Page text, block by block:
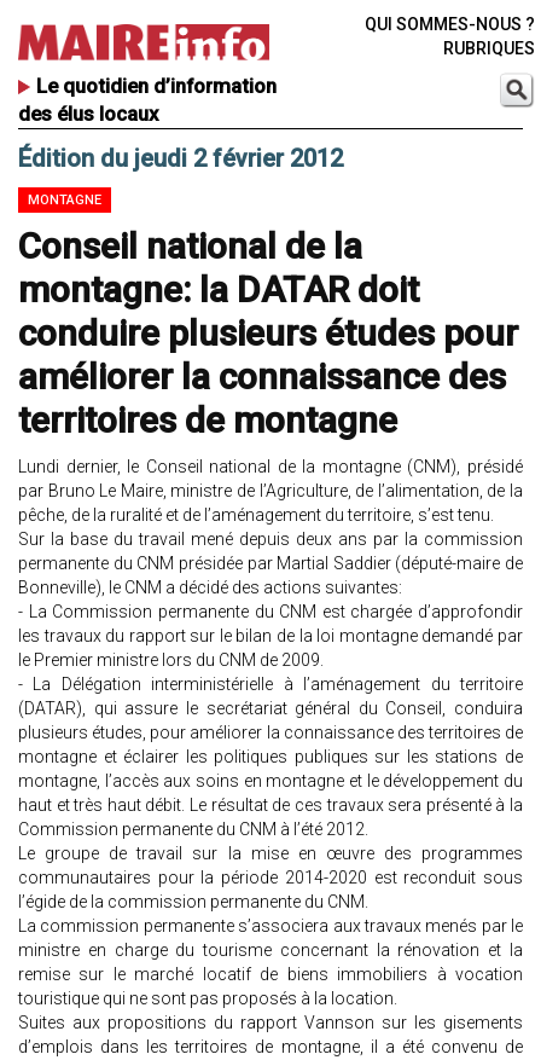
Le quotidien d’information
des élus locaux
QUI SOMMES-NOUS ?
RUBRIQUES
Édition du jeudi 2 février 2012
MONTAGNE
Conseil national de la
montagne: la DATAR doit
conduire plusieurs études pour
améliorer la connaissance des
territoires de montagne
Lundi dernier, le Conseil national de la montagne (CNM), présidé
par Bruno Le Maire, ministre de l’Agriculture, de l’alimentation, de la
pêche, de la ruralité et de l’aménagement du territoire, s’est tenu.
Sur la base du travail mené depuis deux ans par la commission
permanente du CNM présidée par Martial Saddier (député-maire de
Bonneville), le CNM a décidé des actions suivantes:
- La Commission permanente du CNM est chargée d’approfondir
les travaux du rapport sur le bilan de la loi montagne demandé par
le Premier ministre lors du CNM de 2009.
- La Délégation interministérielle à l’aménagement du territoire
(DATAR), qui assure le secrétariat général du Conseil, conduira
plusieurs études, pour améliorer la connaissance des territoires de
montagne et éclairer les politiques publiques sur les stations de
montagne, l’accès aux soins en montagne et le développement du
haut et très haut débit. Le résultat de ces travaux sera présenté à la
Commission permanente du CNM à l’été 2012.
Le groupe de travail sur la mise en œuvre des programmes
communautaires pour la période 2014-2020 est reconduit sous
l’égide de la commission permanente du CNM.
La commission permanente s’associera aux travaux menés par le
ministre en charge du tourisme concernant la rénovation et la
remise sur le marché locatif de biens immobiliers à vocation
touristique qui ne sont pas proposés à la location.
Suites aux propositions du rapport Vannson sur les gisements
d’emplois dans les territoires de montagne, il a été convenu de